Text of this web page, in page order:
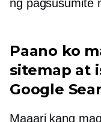
ng pagsusumite
Paano ko
sitemap at
Google
Maaari kang